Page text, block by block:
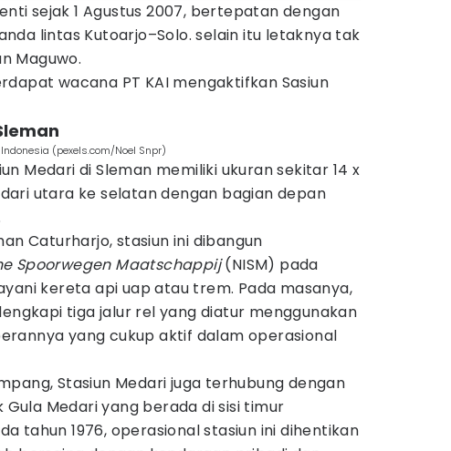
sejak 1 Agustus 2007, bertepatan dengan
lintas Kutoarjo–Solo. selain itu letaknya tak
Maguwo.
wacana PT KAI mengaktifkan Sasiun
(pexels.com/Noel Snpr)
Medari di Sleman memiliki ukuran sekitar 14 x
utara ke selatan dengan bagian depan
Caturharjo, stasiun ini dibangun
Spoorwegen Maatschappij(NISM) pada
kereta api uap atau trem. Pada masanya,
tiga jalur rel yang diatur menggunakan
yang cukup aktif dalam operasional
Stasiun Medari juga terhubung dengan
Gula Medari yang berada di sisi timur
tahun 1976, operasional stasiun ini dihentikan